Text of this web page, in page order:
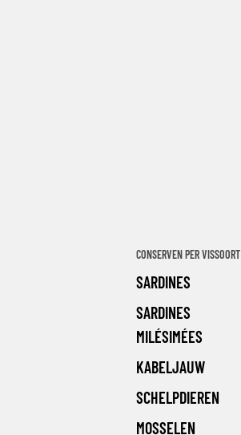
CONSERVEN PER VISSOORT
SARDINES
SARDINES
MILÉSIMÉES
KABELJAUW
SCHELPDIEREN
MOSSELEN